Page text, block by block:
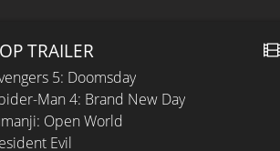
TRAILER
5: Doomsday
Man 4: Brand New Day
Open World
Evil